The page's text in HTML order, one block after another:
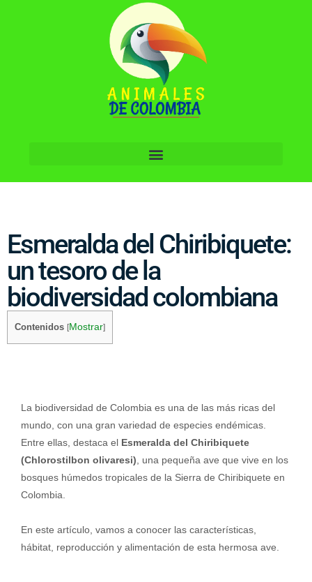
Esmeralda del Chiribiquete:
un tesoro de la
biodiversidad colombiana
Contenidos [Mostrar]
La biodiversidad de Colombia es una de las más ricas del
mundo, con una gran variedad de especies endémicas.
Entre ellas, destaca el Esmeralda del Chiribiquete
(Chlorostilbon olivaresi) , una pequeña ave que vive en los
bosques húmedos tropicales de la Sierra de Chiribiquete en
Colombia.
En este artículo, vamos a conocer las características,
hábitat, reproducción y alimentación de esta hermosa ave.